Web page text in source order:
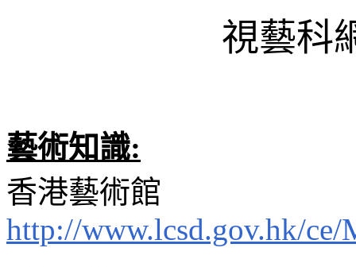
視藝科
藝術知識:
香港藝術館
http://www.lcsd.gov.hk/ce/